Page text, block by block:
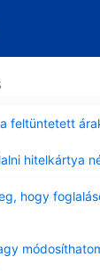
feltüntetett
hitelkártya
hogy